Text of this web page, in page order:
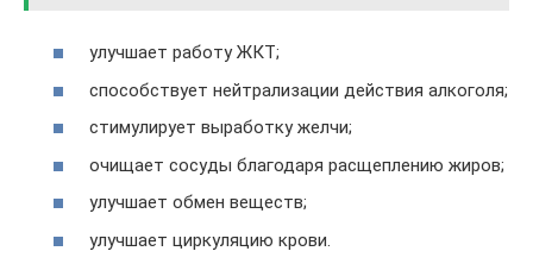
улучшает работу ЖКТ;
способствует нейтрализации действия алкоголя;
стимулирует выработку желчи;
очищает сосуды благодаря расщеплению жиров;
улучшает обмен веществ;
улучшает циркуляцию крови.